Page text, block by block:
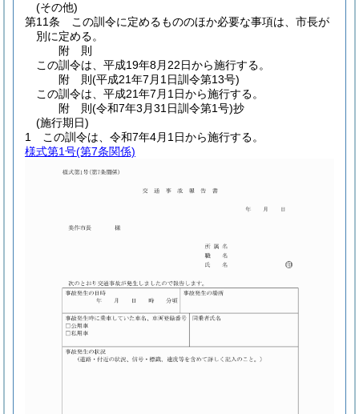
(その他)
第11条
この訓令に定めるもののほか必要な事項は、市長が
別に定める。
附 則
この訓令は、平成19年8月22日から施行する。
附 則(平成21年7月1日訓令第13号)
この訓令は、平成21年7月1日から施行する。
附 則(令和7年3月31日訓令第1号)抄
(施行期日)
1
この訓令は、令和7年4月1日から施行する。
様式第1号(第7条関係)